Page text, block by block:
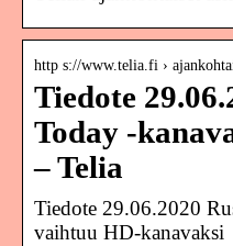
http s://www.telia.fi ›
Tiedote
Today -
– Telia
Tiedote 29.06.2020
vaihtuu HD-kanavaksi